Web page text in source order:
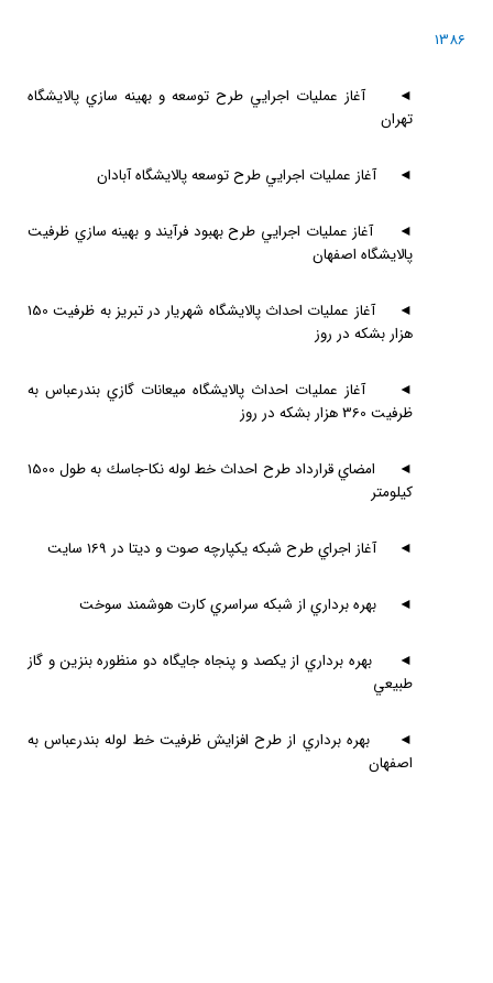
1386
◄آغاز عمليات اجرايي طرح توسعه و بهينه سازي پالايشگاه
تهران
◄آغاز عمليات اجرايي طرح توسعه پالايشگاه آبادان
◄آغاز عمليات اجرايي طرح بهبود فرآيند و بهينه سازي ظرفيت
پالايشگاه اصفهان
◄
آغاز عمليات احداث پالايشگاه شهريار در تبريز به ظرفيت 150
هزار بشكه در روز
◄آغاز عمليات احداث پالايشگاه ميعانات گازي بندرعباس به
ظرفيت 360 هزار بشكه در روز
◄
امضاي قرارداد طرح احداث خط لوله نكا-جاسك به طول 1500
كيلومتر
◄آغاز اجراي طرح شبكه يكپارچه صوت و ديتا در 169 سايت
◄ بهره برداري از شبكه سراسري كارت هوشمند سوخت
◄بهره برداري از يكصد و پنجاه جايگاه دو منظوره بنزين و گاز
طبيعي
◄بهره برداري از طرح افزايش ظرفيت خط لوله بندرعباس به
اصفهان